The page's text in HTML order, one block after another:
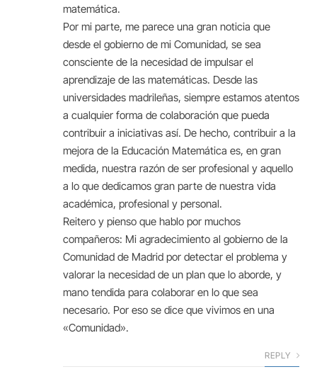
matemática.
Por mi parte, me parece una gran noticia que
desde el gobierno de mi Comunidad, se sea
consciente de la necesidad de impulsar el
aprendizaje de las matemáticas. Desde las
universidades madrileñas, siempre estamos atentos
a cualquier forma de colaboración que pueda
contribuir a iniciativas así. De hecho, contribuir a la
mejora de la Educación Matemática es, en gran
medida, nuestra razón de ser profesional y aquello
a lo que dedicamos gran parte de nuestra vida
académica, profesional y personal.
Reitero y pienso que hablo por muchos
compañeros: Mi agradecimiento al gobierno de la
Comunidad de Madrid por detectar el problema y
valorar la necesidad de un plan que lo aborde, y
mano tendida para colaborar en lo que sea
necesario. Por eso se dice que vivimos en una
«Comunidad».
REPLY